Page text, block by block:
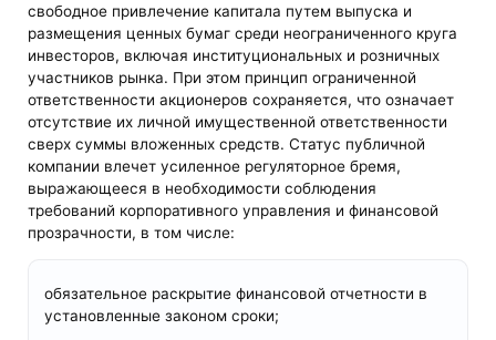
свободное привлечение капитала путем выпуска и
размещения ценных бумаг среди неограниченного круга
инвесторов, включая институциональных и розничных
участников рынка. При этом принцип ограниченной
ответственности акционеров сохраняется, что означает
отсутствие их личной имущественной ответственности
сверх суммы вложенных средств. Статус публичной
компании влечет усиленное регуляторное бремя,
выражающееся в необходимости соблюдения
требований корпоративного управления и финансовой
прозрачности, в том числе:
обязательное раскрытие финансовой отчетности в
установленные законом сроки;